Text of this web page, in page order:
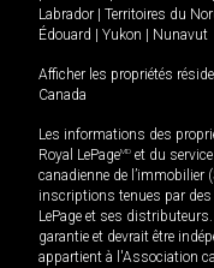
Labrador
Territoires du
Édouard
Yukon Nunavut
Afficher les propriétés
Canada
Les informations des
Royal LePageMD et du
canadienne de l’immobilier
inscriptions tenues par des
LePage et ses
garantie et devrait être
appartient à l'Association